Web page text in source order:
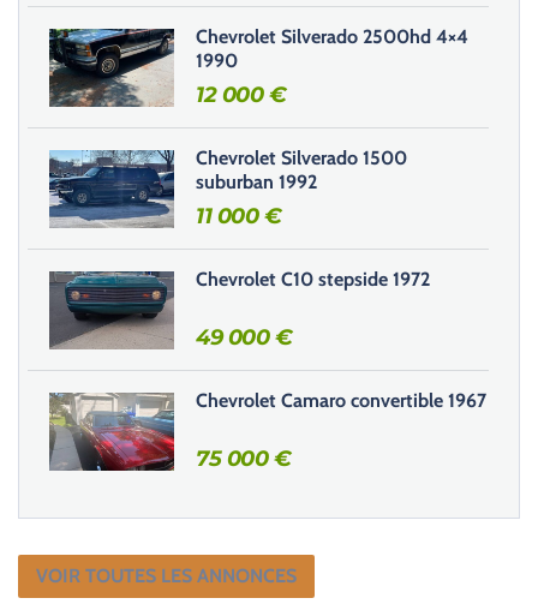
c
h
a
m
p
v
i
d
e
Chevrolet Silverado 2500hd 4×4
1990
12 000€
Chevrolet Silverado 1500
suburban 1992
11 000€
Chevrolet C10 stepside 1972
49 000€
Chevrolet Camaro convertible 1967
75 000€
VOIR TOUTES LES ANNONCES